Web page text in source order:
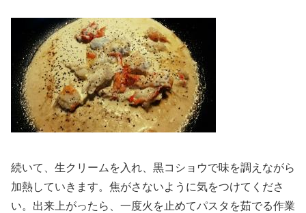
続いて、生クリームを入れ、黒コショウで味を調えながら
加熱していきます。焦がさないように気をつけてくださ
い。出来上がったら、一度火を止めてパスタを茹でる作業